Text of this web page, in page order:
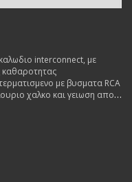
interconnect, με
με βυσματα RCA
χαλκο και γειωση απο